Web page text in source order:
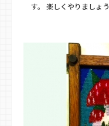
す。 楽しくやりましょう